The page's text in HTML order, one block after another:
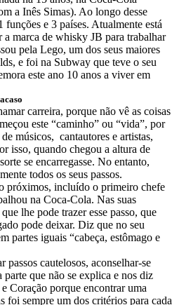
a Inês Simas). Ao longo desse
funções e 3 países. Atualmente está
a marca de whisky JB para trabalhar
pela Lego, um dos seus maiores
e foi na Subway que teve o seu
este ano 10 anos a viver em
carreira, porque não vê as coisas
este “caminho” ou “vida”, por
músicos, cantautores e artistas,
isso, quando chegou a altura de
se encarregasse. No entanto,
todos os seus passos.
próximos, incluído o primeiro chefe
na Coca-Cola. Nas suas
lhe pode trazer esse passo, que
pode deixar. Diz que no seu
partes iguais “cabeça, estômago e
passos cautelosos, aconselhar-se
que não se explica e nos diz
Coração porque encontrar uma
foi sempre um dos critérios para cada